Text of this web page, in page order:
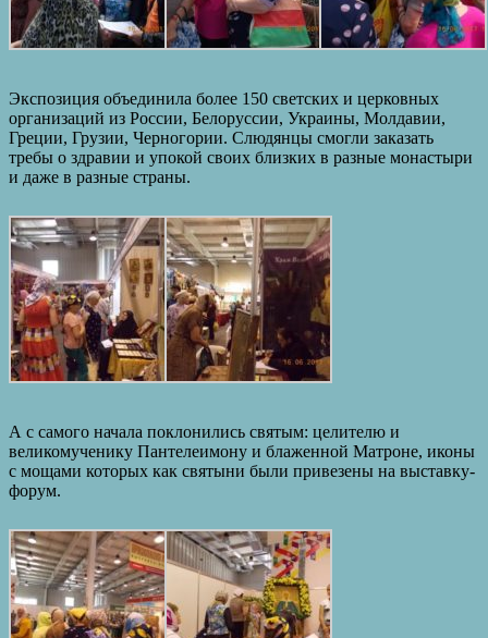
Экспозиция объединила более 150 светских и церковных
организаций из России, Белоруссии, Украины, Молдавии,
Греции, Грузии, Черногории. Слюдянцы смогли заказать
требы о здравии и упокой своих близких в разные монастыри
и даже в разные страны.
А с самого начала поклонились святым: целителю и
великомученику Пантелеимону и блаженной Матроне, иконы
с мощами которых как святыни были привезены на выставку-
форум.